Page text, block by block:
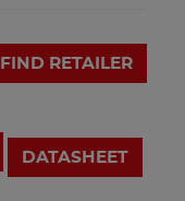
FIND RETAILER
DATASHEET